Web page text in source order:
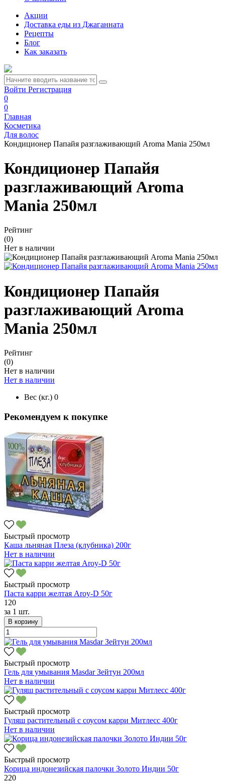
Акции
Доставка еды из Джаганната
Рецепты
Блог
Как заказать
Войти Регистрация
0
0
Главная
Косметика
Для волос
Кондиционер Папайя разглаживающий Aroma Mania 250мл
Кондиционер Папайя
разглаживающий Aroma
Mania 250мл
Рейтинг
(0)
Нет в наличии
Кондиционер Папайя
разглаживающий Aroma
Mania 250мл
Рейтинг
(0)
Нет в наличии
Нет в наличии
Вес (кг.) 0
Рекомендуем к покупке
Быстрый просмотр
Каша льняная Плеза (клубника) 200г
Нет в наличии
Быстрый просмотр
Паста карри желтая Aroy-D 50г
120
за 1 шт.
В корзину
Быстрый просмотр
Гель для умывания Masdar Зейтун 200мл
Нет в наличии
Быстрый просмотр
Гуляш растительный с соусом карри Митлесс 400г
Нет в наличии
Быстрый просмотр
Корица индонезийская палочки Золото Индии 50г
220